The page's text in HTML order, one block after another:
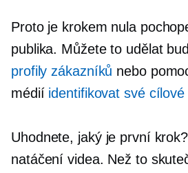
Proto je krokem nula
publika. Můžete to udělat
profily zákazníků nebo
médií identifikovat své cílové
Uhodnete, jaký je první
natáčení videa. Než to